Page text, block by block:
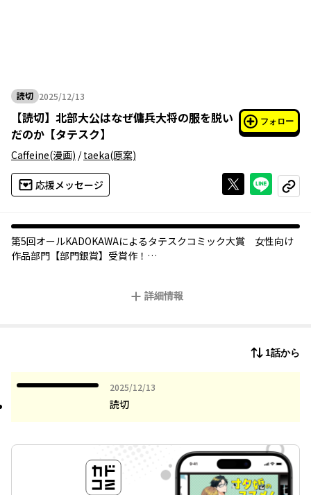
読切 2025/12/13
2025年12月13日
【読切】 北部大公はなぜ傭兵大将の服を脱い
だのか【タテスク】
フォロー
Caffeine(漫画) /taeka(原案)
応援メッセージ Xで投稿する
ライン
コピー
第5回オールKADOKAWAによるタテスクコミック大賞 女性向け
作品部門【部門銀賞】受賞作！
ルト。立場も性格も正反対の二人は、下着を介して奇妙な関係を
詳細情報
1話から
2025/12/13
2025年12月13日
読切